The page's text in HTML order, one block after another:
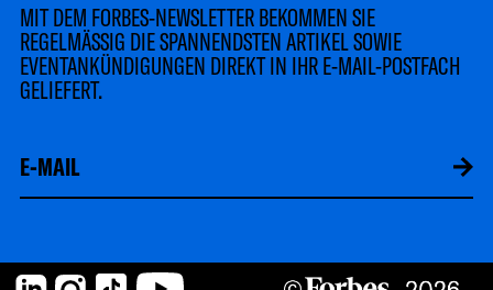
MIT DEM FORBES-NEWSLETTER BEKOMMEN SIE
REGELMÄSSIG DIE SPANNENDSTEN ARTIKEL SOWIE
EVENTANKÜNDIGUNGEN DIREKT IN IHR E-MAIL-POSTFACH
GELIEFERT.
LinkedInInstagram
TikTok